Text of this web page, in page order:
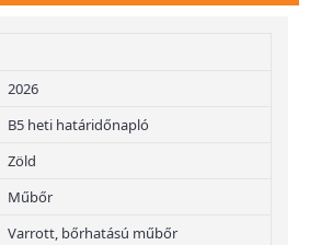
2026
B5 heti határidőnapló
Zöld
Műbőr
Varrott, bőrhatású műbőr